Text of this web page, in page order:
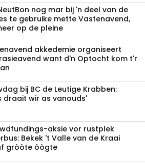
nog mar bij 'n deel van de
te gebruike mette Vastenavend,
op de pleine
akkedemie organiseert
want d'n Optocht kom t'r
bij BC de Leutige Krabben:
draait wir as vanouds'
aksie vor rustplek
Bekek 't Valle van de Kraai
gròòte òògte